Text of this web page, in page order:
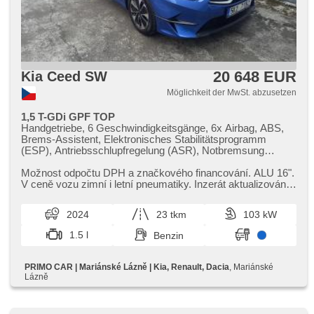
Kia Ceed SW 20 648 EUR
Möglichkeit der MwSt. abzusetzen
1,5 T-GDi GPF TOP
Handgetriebe, 6 Geschwindigkeitsgänge, 6x Airbag, ABS,
Brems-Assistent, Elektronisches Stabilitätsprogramm
(ESP), Antriebsschlupfregelung (ASR), Notbremsung
asistent změny jízdního pruhu, asistent jízdy v jízdním
pruhu, Überwachung der Ermüdung des Fahrers,
Tempomat, LED denní svícení, automatické přepínání
dálkových světel, Alufelgen, erfüllt 'EURO VI',
Bordcomputer, Navigation, parkovací senzory zadní,
Fahrkamera, Lichtsensor, Scheibenwischersensor, Lenkrad
Beifahrerairbagdeaktivierung, hands free, Android Auto,
Apple CarPlay, bezdrátová nabíječka mobilních telefonů,
Bluetooth, El. Seitenscheiben, Dachträger, dojezdové
Možnost odpočtu DPH a značkového financování. ALU 16".
V ceně vozu zimní i letní pneumatiky. Inzerát aktualizován
2024 23 tkm
103 kW
1.5 l
Benzin
PRIMO CAR | Mariánské Lázně | Kia, Renault, Dacia , Mariánské
Lázně